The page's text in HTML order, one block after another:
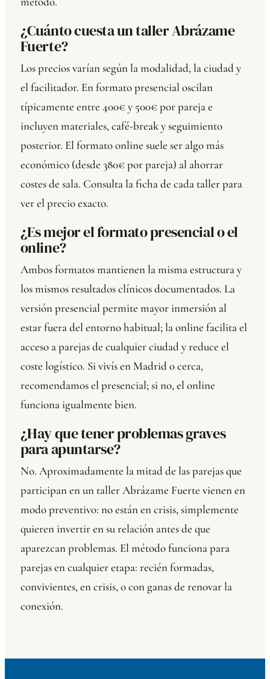
¿Cuánto cuesta un taller Abrázame
Fuerte?
Los precios varían según la modalidad, la ciudad y
el facilitador. En formato presencial oscilan
típicamente entre 400€ y 500€ por pareja e
incluyen materiales, café-break y seguimiento
posterior. El formato online suele ser algo más
económico (desde 380€ por pareja) al ahorrar
costes de sala. Consulta la ficha de cada taller para
ver el precio exacto.
¿Es mejor el formato presencial o el
online?
Ambos formatos mantienen la misma estructura y
los mismos resultados clínicos documentados. La
versión presencial permite mayor inmersión al
estar fuera del entorno habitual; la online facilita el
acceso a parejas de cualquier ciudad y reduce el
coste logístico. Si vivís en Madrid o cerca,
recomendamos el presencial; si no, el online
funciona igualmente bien.
¿Hay que tener problemas graves
para apuntarse?
No. Aproximadamente la mitad de las parejas que
participan en un taller Abrázame Fuerte vienen en
modo preventivo: no están en crisis, simplemente
quieren invertir en su relación antes de que
aparezcan problemas. El método funciona para
parejas en cualquier etapa: recién formadas,
convivientes, en crisis, o con ganas de renovar la
conexión.